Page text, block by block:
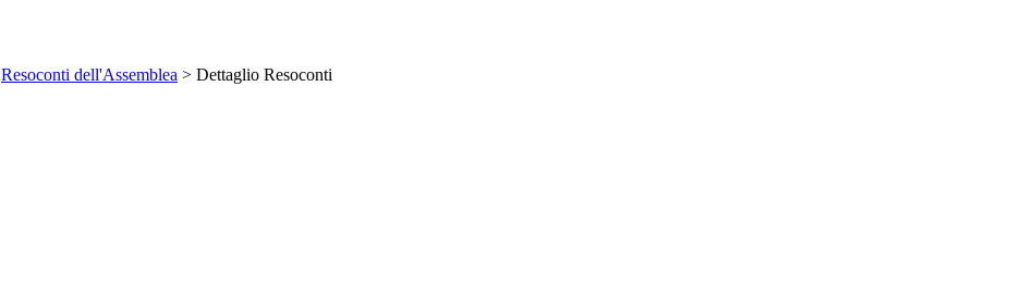
Resoconti dell'Assemblea > Dettaglio Resoconti